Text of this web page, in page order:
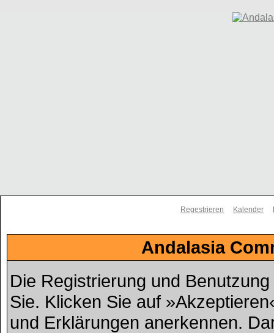
Regestrieren Kalender
Andalasia
Die Registrierung und
Sie. Klicken Sie auf
und Erklärungen anerkennen.